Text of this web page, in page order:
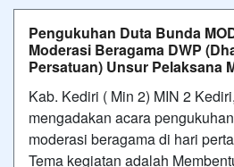
Pengukuhan Duta Bunda
Moderasi Beragama DWP
Persatuan) Unsur Pelaksana
Kab. Kediri ( Min 2) MIN 2
mengadakan acara
moderasi beragama di hari
Tema kegiatan adalah